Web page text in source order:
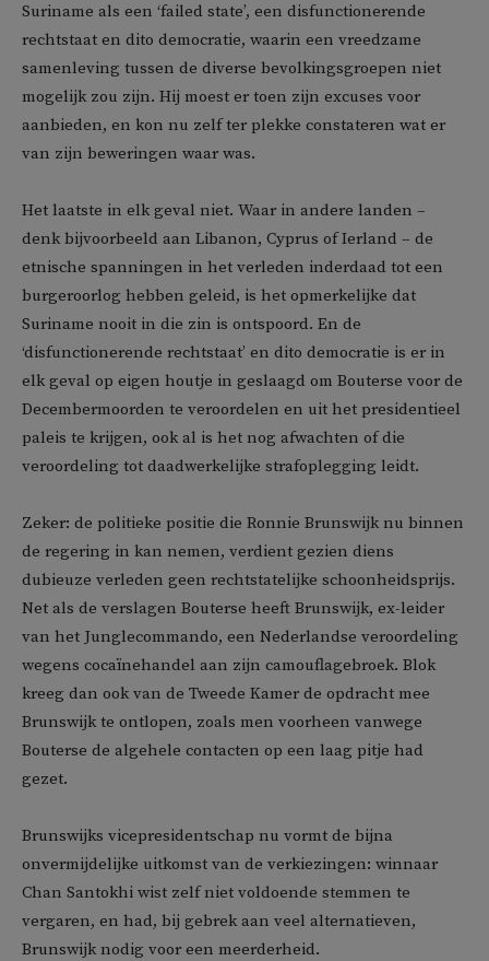
Suriname als een ‘failed state’, een disfunctionerende
rechtstaat en dito democratie, waarin een vreedzame
samenleving tussen de diverse bevolkingsgroepen niet
mogelijk zou zijn. Hij moest er toen zijn excuses voor
aanbieden, en kon nu zelf ter plekke constateren wat er
van zijn beweringen waar was.
Het laatste in elk geval niet. Waar in andere landen –
denk bijvoorbeeld aan Libanon, Cyprus of Ierland – de
etnische spanningen in het verleden inderdaad tot een
burgeroorlog hebben geleid, is het opmerkelijke dat
Suriname nooit in die zin is ontspoord. En de
‘disfunctionerende rechtstaat’ en dito democratie is er in
elk geval op eigen houtje in geslaagd om Bouterse voor de
Decembermoorden te veroordelen en uit het presidentieel
paleis te krijgen, ook al is het nog afwachten of die
veroordeling tot daadwerkelijke strafoplegging leidt.
Zeker: de politieke positie die Ronnie Brunswijk nu binnen
de regering in kan nemen, verdient gezien diens
dubieuze verleden geen rechtstatelijke schoonheidsprijs.
Net als de verslagen Bouterse heeft Brunswijk, ex-leider
van het Junglecommando, een Nederlandse veroordeling
wegens cocaïnehandel aan zijn camouflagebroek. Blok
kreeg dan ook van de Tweede Kamer de opdracht mee
Brunswijk te ontlopen, zoals men voorheen vanwege
Bouterse de algehele contacten op een laag pitje had
gezet.
Brunswijks vicepresidentschap nu vormt de bijna
onvermijdelijke uitkomst van de verkiezingen: winnaar
Chan Santokhi wist zelf niet voldoende stemmen te
vergaren, en had, bij gebrek aan veel alternatieven,
Brunswijk nodig voor een meerderheid.